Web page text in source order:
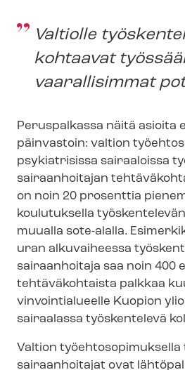
Valtiolle
kohtaavat
vaarallisimmat
Peruspalkassa näitä asioita
päinvastoin: valtion
p­sy­kiat­ri­sis­sa sairaaloissa
sairaanhoitajan
on noin 20 prosenttia
koulutuksella
muualla sote-alalla.
uran alkuvaiheessa
sairaanhoitaja saa noin 400
tehtäväkohtaista palkkaa
vin­voin­tia­lu­eel­le Kuopion
sairaalassa työskentelevä
Valtion työ­eh­to­so­pi­muk­sel­la
sairaanhoitajat ovat